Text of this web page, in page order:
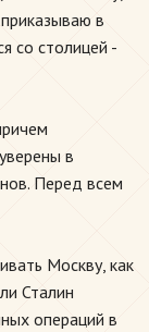
в
со столицей -
в
Перед всем
Москву, как
Сталин
операций в